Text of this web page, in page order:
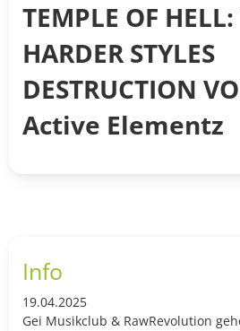
TEMPLE OF HELL:
HARDER STYLES
DESTRUCTION
Active Elementz
Info
19.04.2025
Gei Musikclub & RawRevolution